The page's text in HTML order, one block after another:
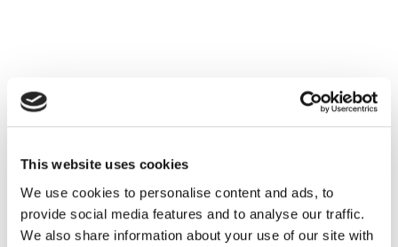
This website uses cookies
We use cookies to personalise content and ads, to
provide social media features and to analyse our traffic.
We also share information about your use of our site with
Corsi di inglese
Come trovare bravi insegnanti d’inglese a
Roma?
READ MORE